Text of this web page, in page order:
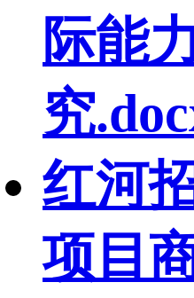
际能
究
红河
项目